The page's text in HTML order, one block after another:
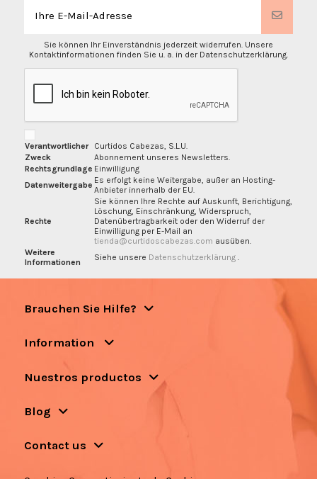
Sie können Ihr Einverständnis jederzeit widerrufen. Unsere
Kontaktinformationen finden Sie u. a. in der Datenschutzerklärung.
Verantwortlicher
Curtidos Cabezas, S.L.U.
Zweck
Abonnement unseres Newsletters.
Rechtsgrundlage Einwilligung
Datenweitergabe Es erfolgt keine Weitergabe, außer an Hosting-
Anbieter innerhalb der EU.
Rechte
Sie können Ihre Rechte auf Auskunft, Berichtigung,
Löschung, Einschränkung, Widerspruch,
Datenübertragbarkeit oder den Widerruf der
Einwilligung per E-Mail an
tienda@curtidoscabezas.com ausüben.
Weitere
Informationen
Siehe unsere Datenschutzerklärung
Brauchen Sie Hilfe?
Information
Nuestros productos
Blog
Contact us